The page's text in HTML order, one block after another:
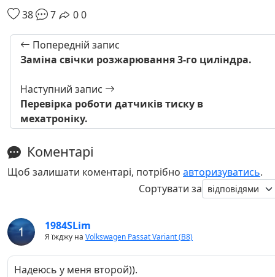
38
7 00
Попередній запис
Заміна свічки розжарювання 3-го циліндра.
Наступний запис
Перевірка роботи датчиків тиску в
мехатроніку.
Коментарі
Щоб залишати коментарі, потрібно авторизуватись.
Сортувати за
1984SLim
Я їжджу на Volkswagen Passat Variant (B8)
Надеюсь у меня второй)).